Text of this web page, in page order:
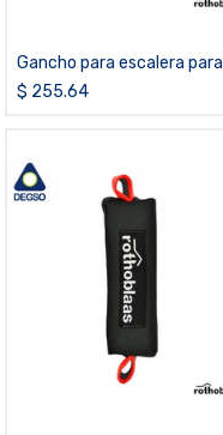
Gancho para escalera para
muro
$ 255.64